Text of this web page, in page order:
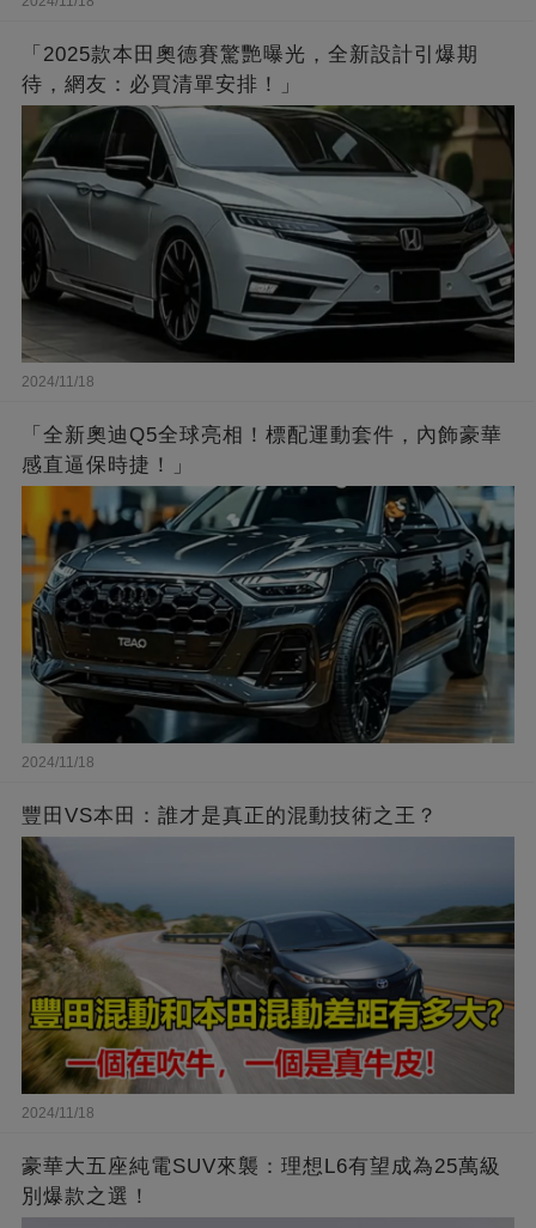
「2025款本田奧德賽驚艷曝光，全新設計引爆期
待，網友：必買清單安排！」
2024/11/18
「全新奧迪Q5全球亮相！標配運動套件，內飾豪華
感直逼保時捷！」
2024/11/18
豐田VS本田：誰才是真正的混動技術之王？
2024/11/18
豪華大五座純電SUV來襲：理想L6有望成為25萬級
別爆款之選！